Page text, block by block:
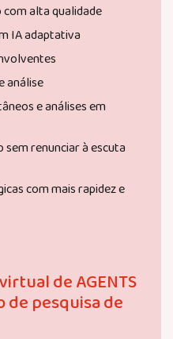
alta qualidade
IA adaptativa
análise
e análises em
sem renunciar à escuta
com mais rapidez e
de AGENTS
de pesquisa de